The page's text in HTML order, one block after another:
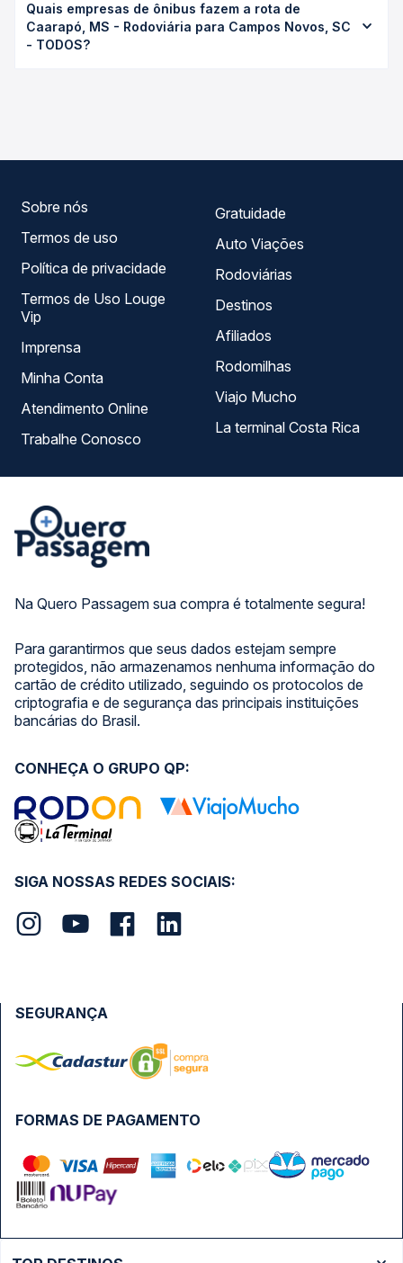
disponíveis e vê a duração exata de cada opção na data
desejada.
Rodoviária para Campos Novos, SC - TODOS custa em
média R$ 394,99 e varia conforme a data da viagem, a
empresa, o tipo de poltrona e a antecedência da compra.
Quais empresas de ônibus fazem a rota de
Caarapó, MS - Rodoviária para Campos Novos, SC
- TODOS?
Na Quero Passagem sua compra é totalmente segura!
Para garantirmos que seus dados estejam sempre
protegidos, não armazenamos nenhuma informação do
cartão de crédito utilizado, seguindo os protocolos de
criptografia e de segurança das principais instituições
bancárias do Brasil.
Sobre nós
Termos de uso
Política de privacidade
Termos de Uso Louge
Vip
Imprensa
Minha Conta
Atendimento Online
Trabalhe Conosco
Gratuidade
Auto Viações
Rodoviárias
Destinos
Afiliados
Rodomilhas
Viajo Mucho
La terminal Costa Rica
SIGA NOSSAS REDES SOCIAIS:
CONHEÇA O GRUPO QP:
FORMAS DE PAGAMENTO
SEGURANÇA